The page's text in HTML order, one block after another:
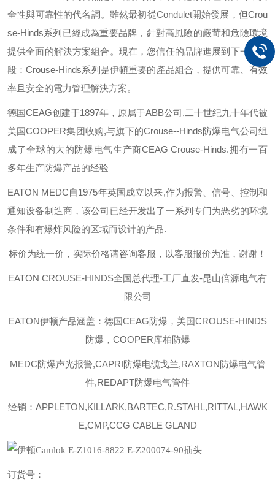
全性與可靠性的代名詞。雖然最初從Condulet開始發展，但Crou
se-Hinds系列已經成為重要品牌，針對高風險的嚴苛和危險環境
提供全面的解決方案組合。現在，您信任的品牌進展到下一個階
段：Crouse-Hinds系列是伊頓重要的產品組合，提供可靠、有效
率且安全的電力管理解決方案。
德国CEAG创建于1897年，原属于ABB公司,二十世纪九十年代被
美国COOPER集团收购,与旗下的Crouse--Hinds防爆电气公司组
成了全球的大的防爆电气生产商CEAG Crouse-Hinds.拥有一百
多年生产防爆产品的经验
EATON MEDC自1975年英国成立以来,作为报警、信号、控制和
通知设备制造商，该公司已经开发出了一系列专门为恶劣的环境
条件和有爆炸风险的区域而设计的产品.
标价为统一价，实际价格请咨询客服，以客服报价为准，谢谢！
EATON CROUSE-HINDS全国总代理-工厂直发-昆山倍源电气有
限公司
EATON伊顿产品涵盖：德国CEAG防爆，美国CROUSE-HINDS
防爆，COOPER库柏防爆
MEDC防爆声光报警,CAPRI防爆电缆戈兰,RAXTON防爆电气管
件,REDAPT防爆电气管件
经销：APPLETON,KILLARK,BARTEC,R.STAHL,RITTAL,HAWK
E,CMP,CCG CABLE GLAND
订货号：